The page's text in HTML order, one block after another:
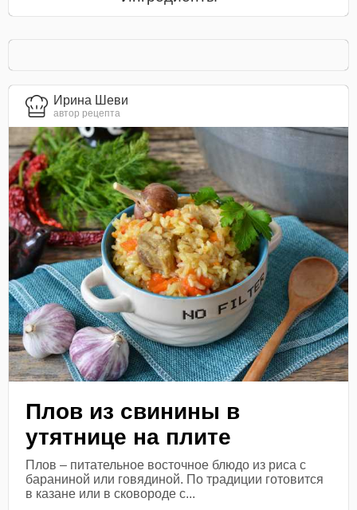
Ирина Шеви
автор рецепта
Плов из свинины в
утятнице на плите
Плов – питательное восточное блюдо из риса с
бараниной или говядиной. По традиции готовится
в казане или в сковороде с...